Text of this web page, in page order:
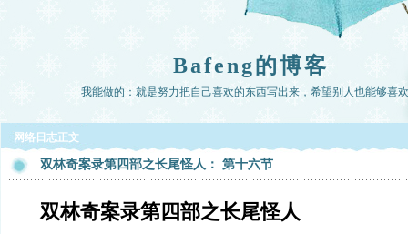
Bafeng的博客
我能做的：就是努力把自己喜欢的东西写出来，希望别人也能够喜
网络日志正文
双林奇案录第四部之长尾怪人： 第十六节
双林奇案录第四部之长尾怪人